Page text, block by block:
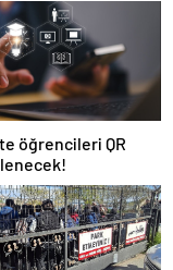
öğrencileri QR